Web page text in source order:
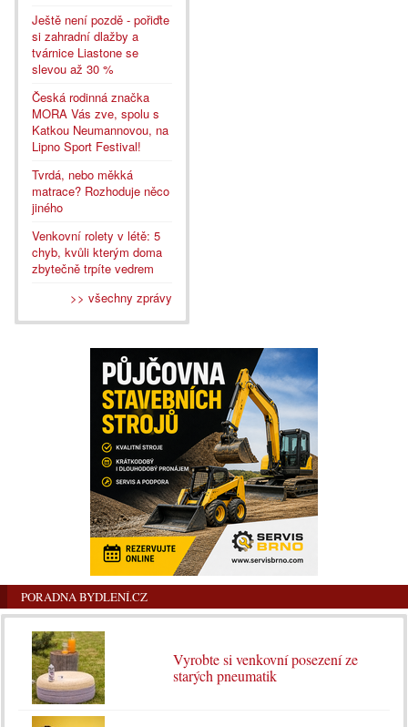
Ještě není pozdě - pořiďte
si zahradní dlažby a
tvárnice Liastone se
slevou až 30 %
Česká rodinná značka
MORA Vás zve, spolu s
Katkou Neumannovou, na
Lipno Sport Festival!
Tvrdá, nebo měkká
matrace? Rozhoduje něco
jiného
Venkovní rolety v létě: 5
chyb, kvůli kterým doma
zbytečně trpíte vedrem
>> všechny zprávy
PORADNA BYDLENÍ.CZ
Vyrobte si venkovní posezení ze
starých pneumatik